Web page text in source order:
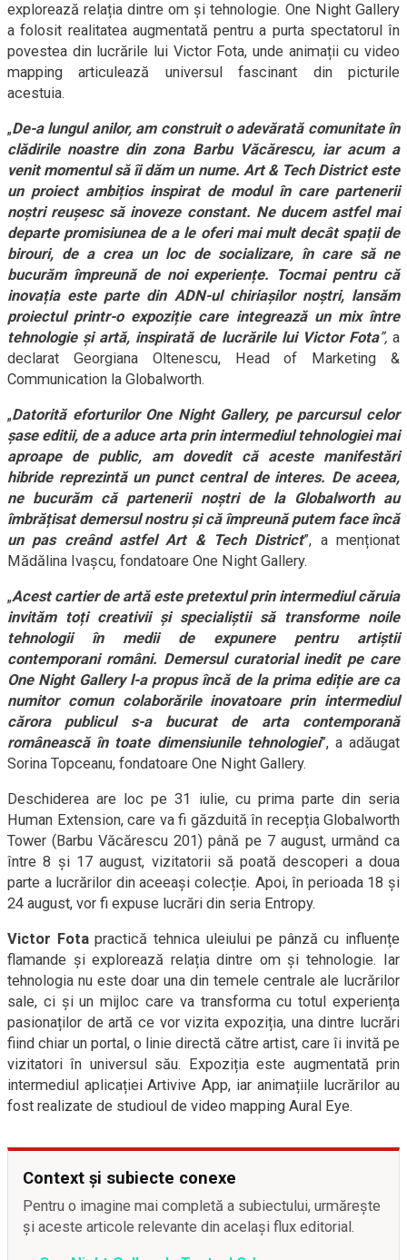
explorează relația dintre om și tehnologie. One Night Gallery
a folosit realitatea augmentată pentru a purta spectatorul în
povestea din lucrările lui Victor Fota, unde animații cu video
mapping articulează universul fascinant din picturile
acestuia.
„De-a lungul anilor, am construit o adevărată comunitate în
clădirile noastre din zona Barbu Văcărescu, iar acum a
venit momentul să îi dăm un nume. Art & Tech District este
un proiect ambițios inspirat de modul în care partenerii
noștri reușesc să inoveze constant. Ne ducem astfel mai
departe promisiunea de a le oferi mai mult decât spații de
birouri, de a crea un loc de socializare, în care să ne
bucurăm împreună de noi experiențe. Tocmai pentru că
inovația este parte din ADN-ul chiriașilor noștri, lansăm
proiectul printr-o expoziție care integrează un mix între
tehnologie și artă, inspirată de lucrările lui Victor Fota”,a
declarat Georgiana Oltenescu, Head of Marketing &
Communication la Globalworth.
„Datorită eforturilor One Night Gallery, pe parcursul celor
șase editii, de a aduce arta prin intermediul tehnologiei mai
aproape de public, am dovedit că aceste manifestări
hibride reprezintă un punct central de interes. De aceea,
ne bucurăm că partenerii noștri de la Globalworth au
îmbrățisat demersul nostru și că împreună putem face încă
un pas creând astfel Art & Tech District”, a menționat
Mădălina Ivașcu, fondatoare One Night Gallery.
„Acest cartier de artă este pretextul prin intermediul căruia
invităm toți creativii și specialiștii să transforme noile
tehnologii în medii de expunere pentru artiștii
contemporani români. Demersul curatorial inedit pe care
One Night Gallery l-a propus încă de la prima ediție are ca
numitor comun colaborările inovatoare prin intermediul
cărora publicul s-a bucurat de arta contemporană
românească în toate dimensiunile tehnologiei”, a adăugat
Sorina Topceanu, fondatoare One Night Gallery.
Deschiderea are loc pe 31 iulie, cu prima parte din seria
Human Extension, care va fi găzduită în recepția Globalworth
Tower (Barbu Văcărescu 201) până pe 7 august, urmând ca
între 8 și 17 august, vizitatorii să poată descoperi a doua
parte a lucrărilor din aceeași colecție. Apoi, în perioada 18 și
24 august, vor fi expuse lucrări din seria Entropy.
Victor Fotapractică tehnica uleiului pe pânză cu influențe
flamande și explorează relația dintre om și tehnologie. Iar
tehnologia nu este doar una din temele centrale ale lucrărilor
sale, ci și un mijloc care va transforma cu totul experiența
pasionaților de artă ce vor vizita expoziția, una dintre lucrări
fiind chiar un portal, o linie directă către artist, care îi invită pe
vizitatori în universul său. Expoziția este augmentată prin
intermediul aplicației Artivive App, iar animațiile lucrărilor au
fost realizate de studioul de video mapping Aural Eye.
Context și subiecte conexe
Pentru o imagine mai completă a subiectului, urmărește
și aceste articole relevante din același flux editorial.